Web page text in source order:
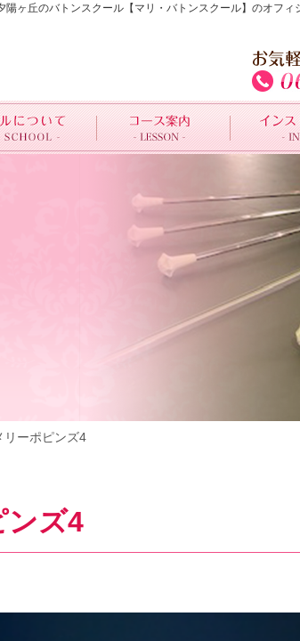
陽ヶ丘のバトンスクール【マリ・バトンスクール】のオフ
リーポピンズ4
ンズ4